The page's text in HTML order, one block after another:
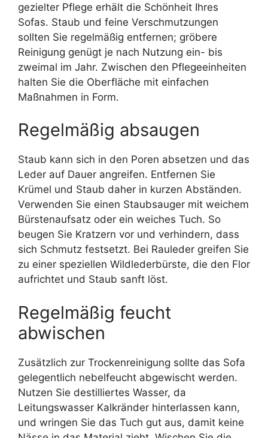
gezielter Pflege erhält die Schönheit Ihres
Sofas. Staub und feine Verschmutzungen
sollten Sie regelmäßig entfernen; gröbere
Reinigung genügt je nach Nutzung ein- bis
zweimal im Jahr. Zwischen den Pflegeeinheiten
halten Sie die Oberfläche mit einfachen
Maßnahmen in Form.
Regelmäßig absaugen
Staub kann sich in den Poren absetzen und das
Leder auf Dauer angreifen. Entfernen Sie
Krümel und Staub daher in kurzen Abständen.
Verwenden Sie einen Staubsauger mit weichem
Bürstenaufsatz oder ein weiches Tuch. So
beugen Sie Kratzern vor und verhindern, dass
sich Schmutz festsetzt. Bei Rauleder greifen Sie
zu einer speziellen Wildlederbürste, die den Flor
aufrichtet und Staub sanft löst.
Regelmäßig feucht
abwischen
Zusätzlich zur Trockenreinigung sollte das Sofa
gelegentlich nebelfeucht abgewischt werden.
Nutzen Sie destilliertes Wasser, da
Leitungswasser Kalkränder hinterlassen kann,
und wringen Sie das Tuch gut aus, damit keine